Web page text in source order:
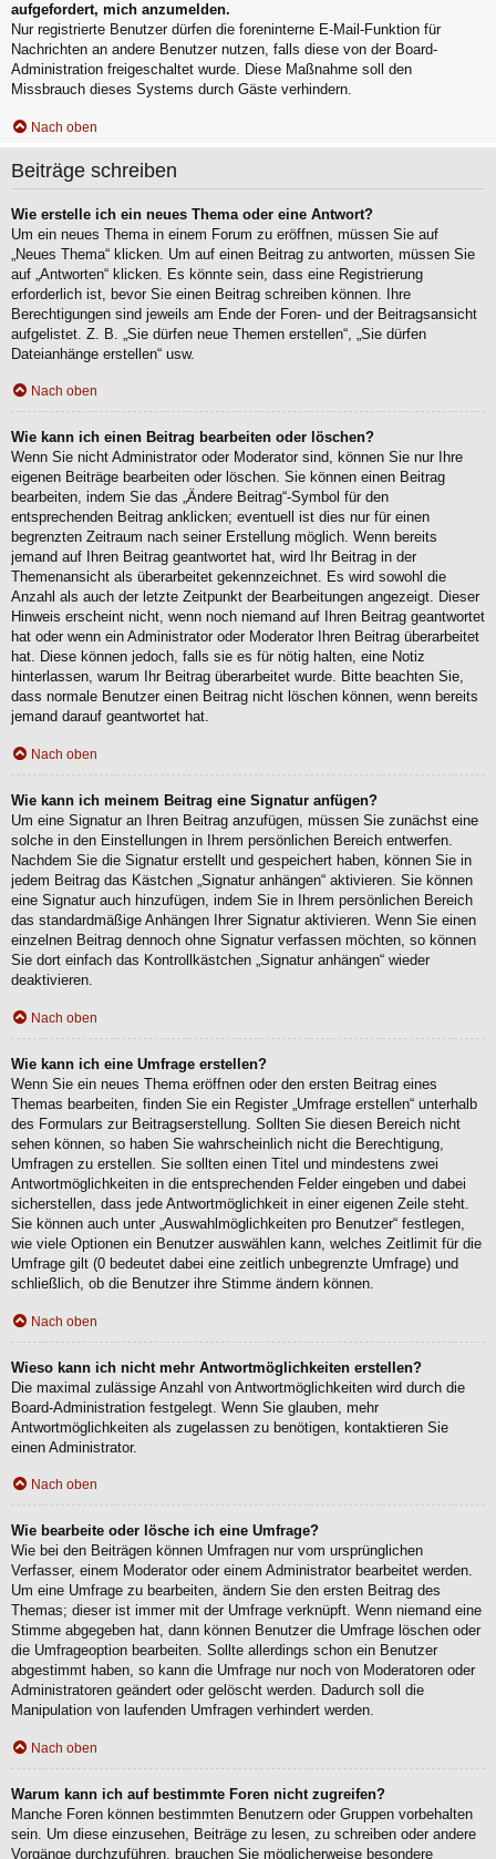
aufgefordert, mich anzumelden.
Nur registrierte Benutzer dürfen die foreninterne E-Mail-Funktion für
Nachrichten an andere Benutzer nutzen, falls diese von der Board-
Administration freigeschaltet wurde. Diese Maßnahme soll den
Missbrauch dieses Systems durch Gäste verhindern.
Nach oben
Beiträge schreiben
Wie erstelle ich ein neues Thema oder eine Antwort?
Um ein neues Thema in einem Forum zu eröffnen, müssen Sie auf
„Neues Thema“ klicken. Um auf einen Beitrag zu antworten, müssen Sie
auf „Antworten“ klicken. Es könnte sein, dass eine Registrierung
erforderlich ist, bevor Sie einen Beitrag schreiben können. Ihre
Berechtigungen sind jeweils am Ende der Foren- und der Beitragsansicht
aufgelistet. Z. B. „Sie dürfen neue Themen erstellen“, „Sie dürfen
Dateianhänge erstellen“ usw.
Nach oben
Wie kann ich einen Beitrag bearbeiten oder löschen?
Wenn Sie nicht Administrator oder Moderator sind, können Sie nur Ihre
eigenen Beiträge bearbeiten oder löschen. Sie können einen Beitrag
bearbeiten, indem Sie das „Ändere Beitrag“-Symbol für den
entsprechenden Beitrag anklicken; eventuell ist dies nur für einen
begrenzten Zeitraum nach seiner Erstellung möglich. Wenn bereits
jemand auf Ihren Beitrag geantwortet hat, wird Ihr Beitrag in der
Themenansicht als überarbeitet gekennzeichnet. Es wird sowohl die
Anzahl als auch der letzte Zeitpunkt der Bearbeitungen angezeigt. Dieser
Hinweis erscheint nicht, wenn noch niemand auf Ihren Beitrag geantwortet
hat oder wenn ein Administrator oder Moderator Ihren Beitrag überarbeitet
hat. Diese können jedoch, falls sie es für nötig halten, eine Notiz
hinterlassen, warum Ihr Beitrag überarbeitet wurde. Bitte beachten Sie,
dass normale Benutzer einen Beitrag nicht löschen können, wenn bereits
jemand darauf geantwortet hat.
Nach oben
Wie kann ich meinem Beitrag eine Signatur anfügen?
Um eine Signatur an Ihren Beitrag anzufügen, müssen Sie zunächst eine
solche in den Einstellungen in Ihrem persönlichen Bereich entwerfen.
Nachdem Sie die Signatur erstellt und gespeichert haben, können Sie in
jedem Beitrag das Kästchen „Signatur anhängen“ aktivieren. Sie können
eine Signatur auch hinzufügen, indem Sie in Ihrem persönlichen Bereich
das standardmäßige Anhängen Ihrer Signatur aktivieren. Wenn Sie einen
einzelnen Beitrag dennoch ohne Signatur verfassen möchten, so können
Sie dort einfach das Kontrollkästchen „Signatur anhängen“ wieder
deaktivieren.
Nach oben
Wie kann ich eine Umfrage erstellen?
Wenn Sie ein neues Thema eröffnen oder den ersten Beitrag eines
Themas bearbeiten, finden Sie ein Register „Umfrage erstellen“ unterhalb
des Formulars zur Beitragserstellung. Sollten Sie diesen Bereich nicht
sehen können, so haben Sie wahrscheinlich nicht die Berechtigung,
Umfragen zu erstellen. Sie sollten einen Titel und mindestens zwei
Antwortmöglichkeiten in die entsprechenden Felder eingeben und dabei
sicherstellen, dass jede Antwortmöglichkeit in einer eigenen Zeile steht.
Sie können auch unter „Auswahlmöglichkeiten pro Benutzer“ festlegen,
wie viele Optionen ein Benutzer auswählen kann, welches Zeitlimit für die
Umfrage gilt (0 bedeutet dabei eine zeitlich unbegrenzte Umfrage) und
schließlich, ob die Benutzer ihre Stimme ändern können.
Nach oben
Wieso kann ich nicht mehr Antwortmöglichkeiten erstellen?
Die maximal zulässige Anzahl von Antwortmöglichkeiten wird durch die
Board-Administration festgelegt. Wenn Sie glauben, mehr
Antwortmöglichkeiten als zugelassen zu benötigen, kontaktieren Sie
einen Administrator.
Nach oben
Wie bearbeite oder lösche ich eine Umfrage?
Wie bei den Beiträgen können Umfragen nur vom ursprünglichen
Verfasser, einem Moderator oder einem Administrator bearbeitet werden.
Um eine Umfrage zu bearbeiten, ändern Sie den ersten Beitrag des
Themas; dieser ist immer mit der Umfrage verknüpft. Wenn niemand eine
Stimme abgegeben hat, dann können Benutzer die Umfrage löschen oder
die Umfrageoption bearbeiten. Sollte allerdings schon ein Benutzer
abgestimmt haben, so kann die Umfrage nur noch von Moderatoren oder
Administratoren geändert oder gelöscht werden. Dadurch soll die
Manipulation von laufenden Umfragen verhindert werden.
Nach oben
Warum kann ich auf bestimmte Foren nicht zugreifen?
Manche Foren können bestimmten Benutzern oder Gruppen vorbehalten
sein. Um diese einzusehen, Beiträge zu lesen, zu schreiben oder andere
Vorgänge durchzuführen, brauchen Sie möglicherweise besondere